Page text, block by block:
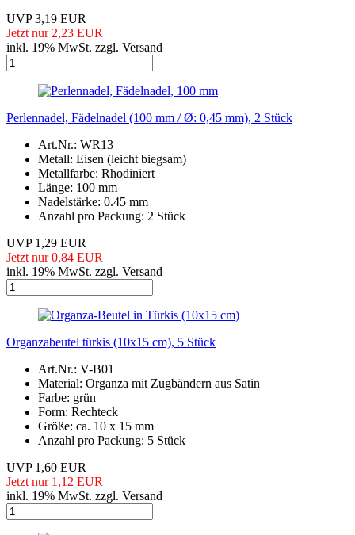
UVP 3,19 EUR
Jetzt nur 2,23 EUR
inkl. 19% MwSt. zzgl. Versand
Perlennadel, Fädelnadel (100 mm / Ø: 0,45 mm), 2 Stück
Art.Nr.: WR13
Metall: Eisen (leicht biegsam)
Metallfarbe: Rhodiniert
Länge: 100 mm
Nadelstärke: 0.45 mm
Anzahl pro Packung: 2 Stück
UVP 1,29 EUR
Jetzt nur 0,84 EUR
inkl. 19% MwSt. zzgl. Versand
Organzabeutel türkis (10x15 cm), 5 Stück
Art.Nr.: V-B01
Material: Organza mit Zugbändern aus Satin
Farbe: grün
Form: Rechteck
Größe: ca. 10 x 15 mm
Anzahl pro Packung: 5 Stück
UVP 1,60 EUR
Jetzt nur 1,12 EUR
inkl. 19% MwSt. zzgl. Versand